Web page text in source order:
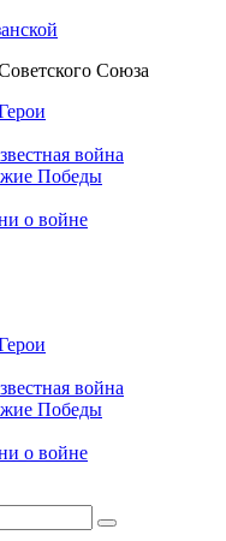
Союза
война
Победы
о войне
война
Победы
о войне
Поиск